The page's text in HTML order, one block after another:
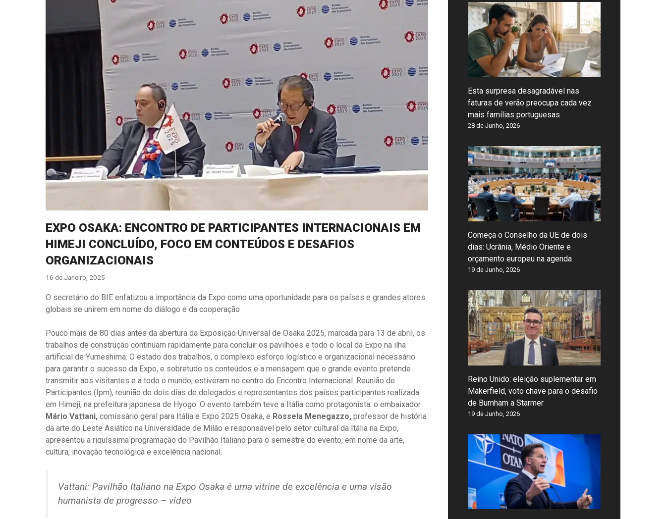
EXPO OSAKA: ENCONTRO DE PARTICIPANTES INTERNACIONAIS EM
HIMEJI CONCLUÍDO, FOCO EM CONTEÚDOS E DESAFIOS
ORGANIZACIONAIS
16 de Janeiro, 2025
O secretário do BIE enfatizou a importância da Expo como uma oportunidade para os países e grandes atores
globais se unirem em nome do diálogo e da cooperação
Pouco mais de 80 dias antes da abertura da Exposição Universal de Osaka 2025, marcada para 13 de abril, os
trabalhos de construção continuam rapidamente para concluir os pavilhões e todo o local da Expo na ilha
artificial de Yumeshima. O estado dos trabalhos, o complexo esforço logístico e organizacional necessário
para garantir o sucesso da Expo, e sobretudo os conteúdos e a mensagem que o grande evento pretende
transmitir aos visitantes e a todo o mundo, estiveram no centro do Encontro Internacional. Reunião de
Participantes (Ipm), reunião de dois dias de delegados e representantes dos países participantes realizada
em Himeji, na prefeitura japonesa de Hyogo. O evento também teve a Itália como protagonista: o embaixador
Mário Vattani, comissário geral para Itália e Expo 2025 Osaka, e Rossela Menegazzo, professor de história
da arte do Leste Asiático na Universidade de Milão e responsável pelo setor cultural da Itália na Expo,
apresentou a riquíssima programação do Pavilhão Italiano para o semestre do evento, em nome da arte,
cultura, inovação tecnológica e excelência nacional.
Vattani: Pavilhão Italiano na Expo Osaka é uma vitrine de excelência e uma visão
humanista de progresso – vídeo
Esta surpresa desagradável nas
faturas de verão preocupa cada vez
mais famílias portuguesas
28 de Junho, 2026
Começa o Conselho da UE de dois
dias: Ucrânia, Médio Oriente e
orçamento europeu na agenda
19 de Junho, 2026
Reino Unido: eleição suplementar em
Makerfield, voto chave para o desafio
de Burnham a Starmer
19 de Junho, 2026